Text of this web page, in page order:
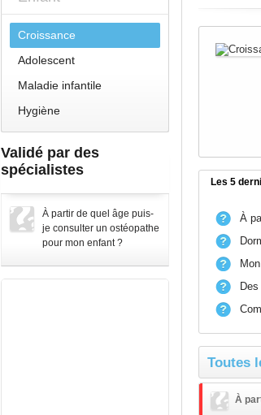
Croissance
Adolescent
Maladie infantile
Hygiène
Validé par des
spécialistes
À partir de quel âge puis-
je consulter un ostéopathe
pour mon enfant ?
Les 5
À
Toutes
À